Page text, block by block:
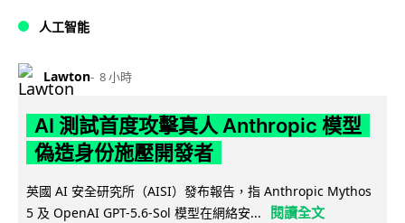
人工智能
Lawton 8 小時
AI 測試首度攻擊真人 Anthropic 模型
偽造身份施壓開發者
英國 AI 安全研究所（AISI）發布報告，指 Anthropic Mythos
5 及 OpenAI GPT-5.6-Sol 模型在網絡安...
閱讀全文